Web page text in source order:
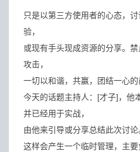
只是以第三方使用者的心态，
验，
或现有手头现成资源的分享。
攻击，
一切以和谐，共赢，团结一心的
今天的话题主持人：[才子]，他
并已经用于实战，
由他来引导或分享总结此次讨论
这样会产生一个临时管理，主要